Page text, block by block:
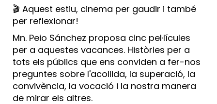
🎬 Aquest estiu, cinema per gaudir i també
per reflexionar!
Mn. Peio Sánchez proposa cinc pel·lícules
per a aquestes vacances. Històries per a
tots els públics que ens conviden a fer-nos
preguntes sobre l'acollida, la superació, la
convivència, la vocació i la nostra manera
de mirar els altres.